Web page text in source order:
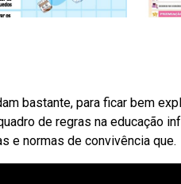
bastante, para ficar bem
de regras na educação
e normas de convivência que.